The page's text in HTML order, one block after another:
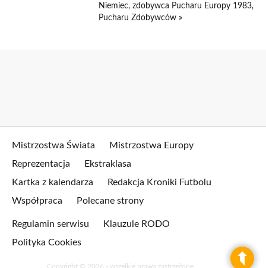
Niemiec, zdobywca Pucharu Europy 1983,
Pucharu Zdobywców »
Mistrzostwa Świata
Mistrzostwa Europy
Reprezentacja
Ekstraklasa
Kartka z kalendarza
Redakcja Kroniki Futbolu
Współpraca
Polecane strony
Regulamin serwisu
Klauzule RODO
Polityka Cookies
Copyright © 2026 - wszelkie prawa zastrzeżone